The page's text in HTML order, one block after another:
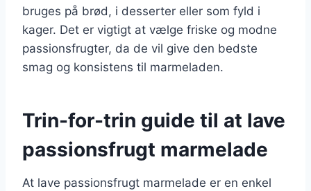
bruges på brød, i desserter eller som fyld i
kager. Det er vigtigt at vælge friske og modne
passionsfrugter, da de vil give den bedste
smag og konsistens til marmeladen.
Trin-for-trin guide til at lave
passionsfrugt marmelade
At lave passionsfrugt marmelade er en enkel